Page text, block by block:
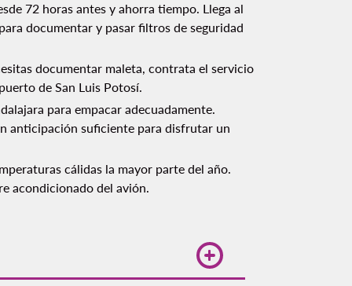
72 horas antes y ahorra tiempo. Llega al
documentar y pasar filtros de seguridad
documentar maleta, contrata el servicio
de San Luis Potosí.
para empacar adecuadamente.
anticipación suficiente para disfrutar un
cálidas la mayor parte del año.
acondicionado del avión.